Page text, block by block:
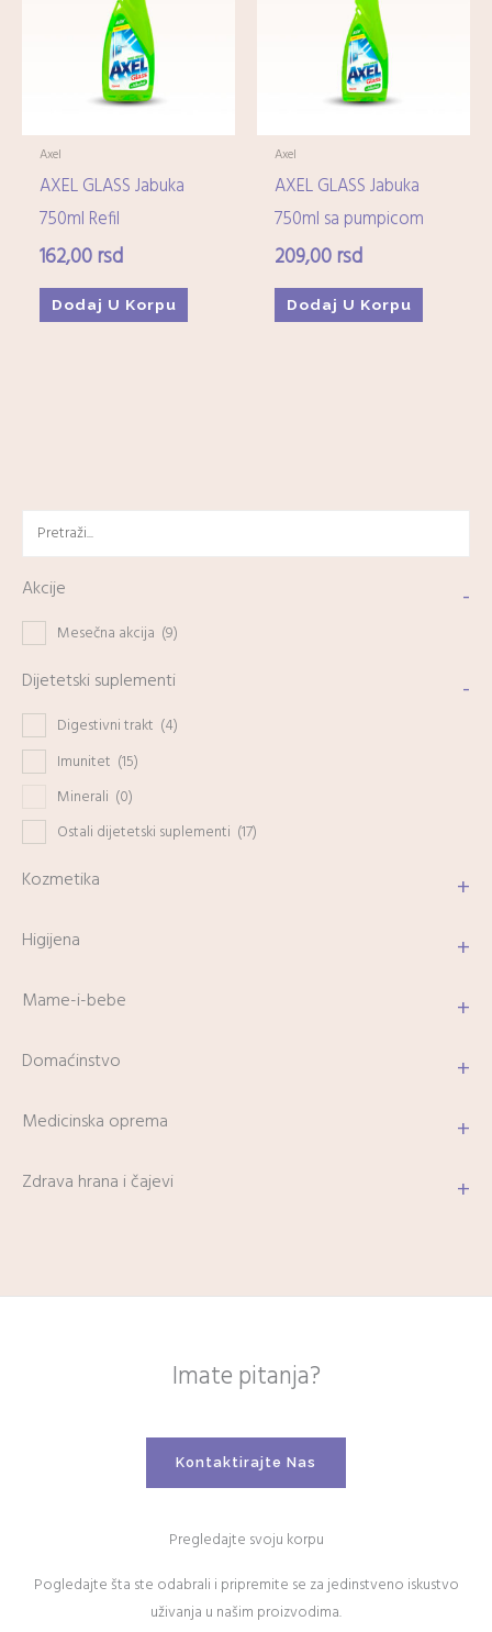
Akcije -
Mesečna akcija (9)
Dijetetski suplementi -
Digestivni trakt (4)
Imunitet (15)
Minerali (0)
Ostali dijetetski suplementi (17)
Kozmetika +
Higijena +
Mame-i-bebe +
Domaćinstvo +
Medicinska oprema +
Zdrava hrana i čajevi +
Imunitet (15)
Minerali(0)
Ostali dijetetski suplementi
Kozmetika
Higijena
Mame-i-bebe
Axel
AXEL GLASS Jabuka
750ml Refil
162,00 rsd
Dodaj U Korpu
Axel
AXEL GLASS Jabuka
750ml sa pumpicom
209,00 rsd
Dodaj U Korpu
Imate pitanja?
Kontaktirajte Nas
Pregledajte svoju korpu
Pogledajte šta ste odabrali i pripremite se za jedinstveno iskustvo
uživanja u našim proizvodima.